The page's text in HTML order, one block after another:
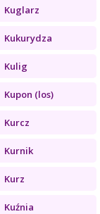
Kuglarz
Kukurydza
Kulig
Kupon (los)
Kurcz
Kurnik
Kurz
Kuźnia